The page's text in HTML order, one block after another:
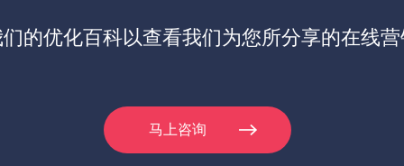
的优化百科以查看我们为您所分享的在线
马上咨询